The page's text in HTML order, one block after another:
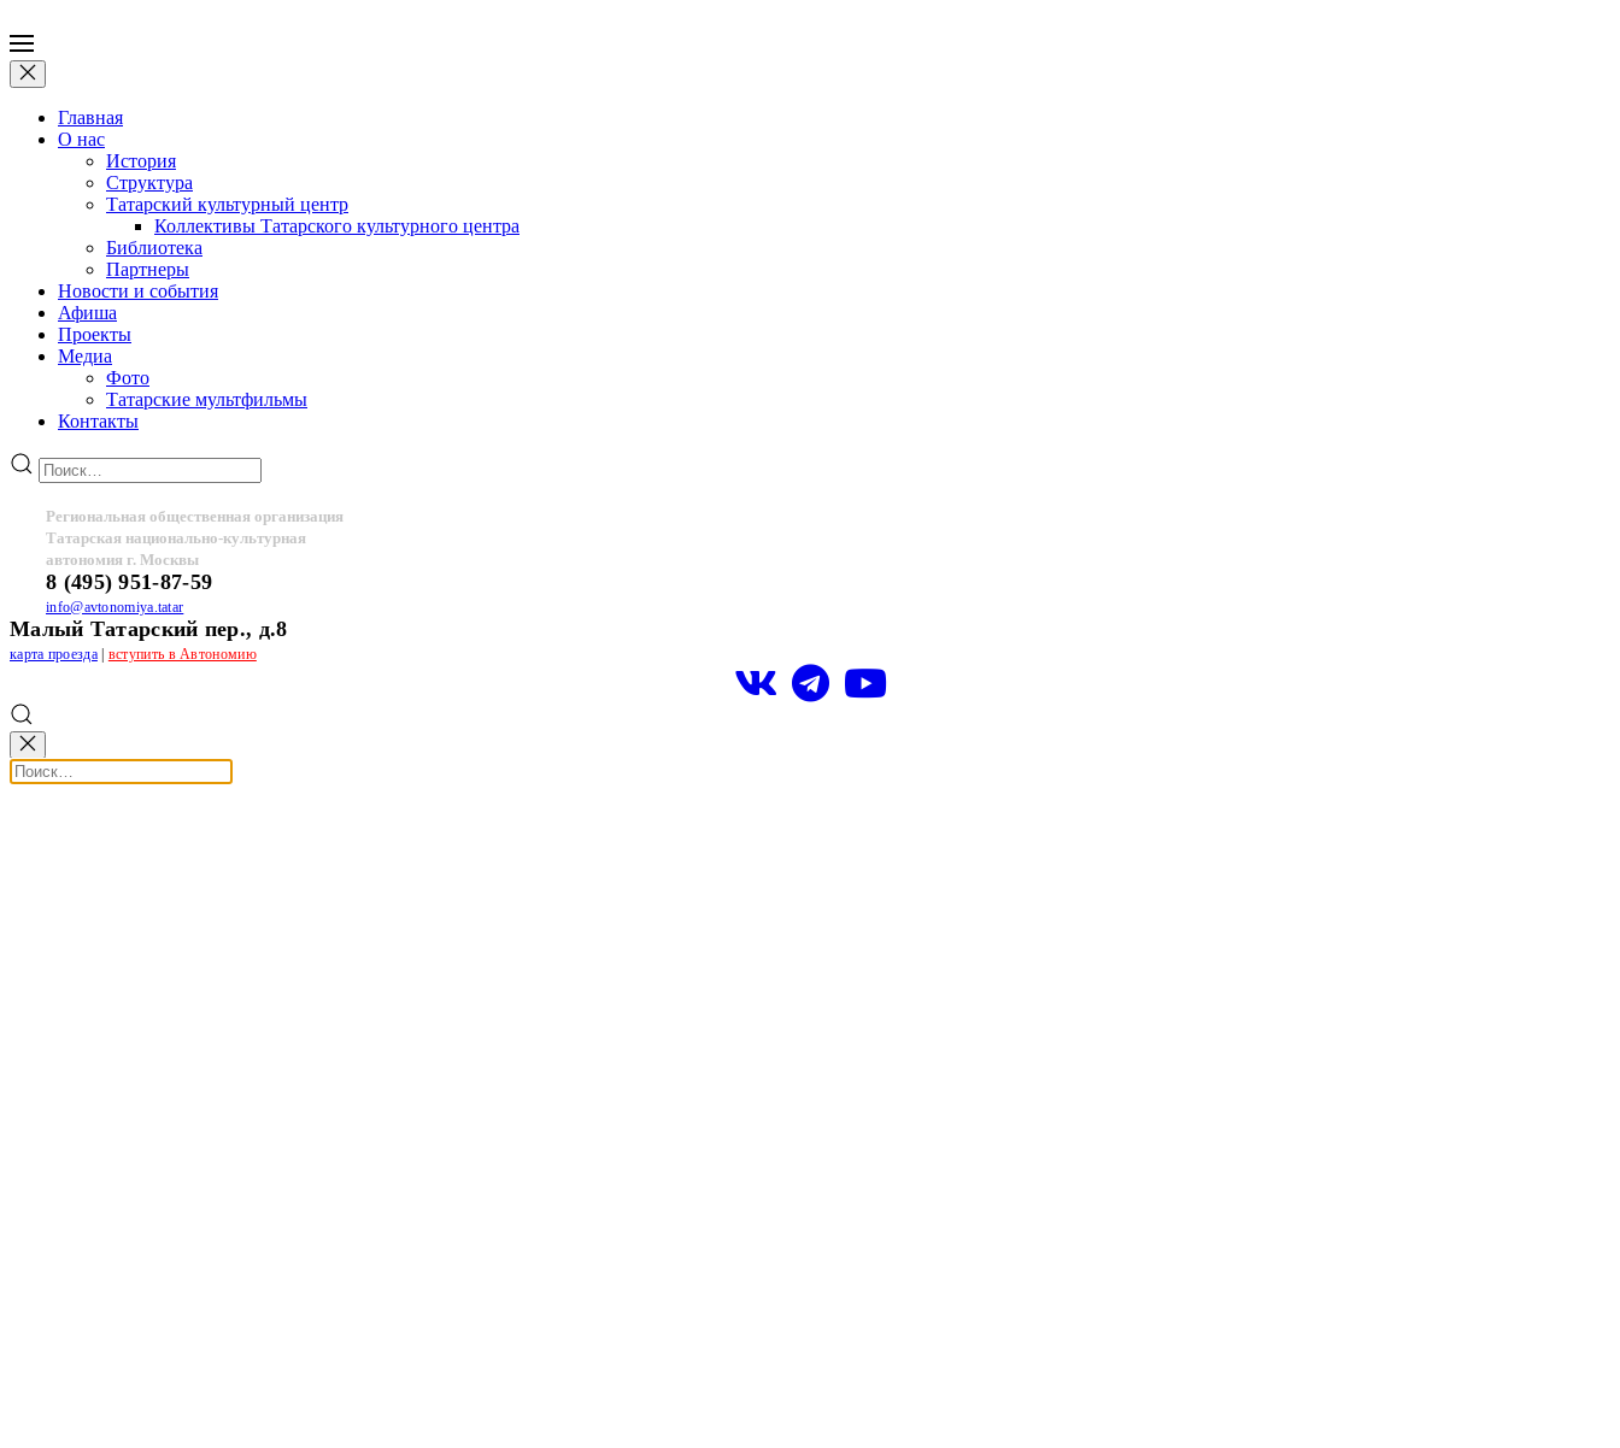
Главная
О нас
История
Структура
Татарский культурный центр
Коллективы Татарского культурного центра
Библиотека
Партнеры
Новости и события
Афиша
Проекты
Медиа
Фото
Татарские мультфильмы
Контакты
Региональная общественная организация
Татарская национально-культурная
автономия г. Москвы
8 (495) 951-87-59
info@avtonomiya.tatar
Малый Татарский пер., д.8
карта проезда| вступить в Автономию